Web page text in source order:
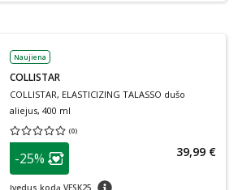
Naujiena
COLLISTAR
COLLISTAR, ELASTICIZING TALASSO dušo
aliejus, 400 ml
(0)
Vidutinis įvertinimas 0.00
patarimas
Lojalumo klubo narių nuolaida
-25%
Įvedus kodą VESK25 patarimas
39,99 €